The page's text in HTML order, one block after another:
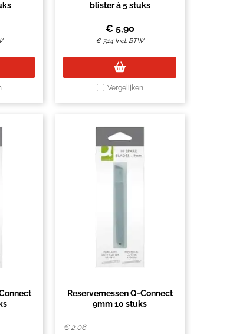
blister à 5 stuks
€ 5,90
€ 7,14 Incl. BTW
Vergelijken
Reservemessen Q-Connect
9mm 10 stuks
€2,06